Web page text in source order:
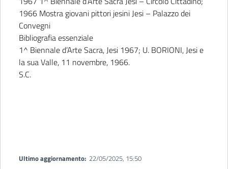
1966 Mostra giovani pittori jesini Jesi – Palazzo dei
Convegni
Bibliografia essenziale
1^ Biennale d’Arte Sacra, Jesi 1967; U. BORIONI, Jesi e
la sua Valle, 11 novembre, 1966.
S.C.
Ultimo aggiornamento: 22/05/2025, 15:50